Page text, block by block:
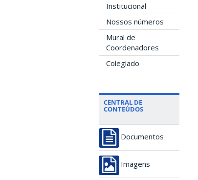
Institucional
Nossos números
Mural de
Coordenadores
Colegiado
CENTRAL DE
CONTEÚDOS
Documentos
Imagens